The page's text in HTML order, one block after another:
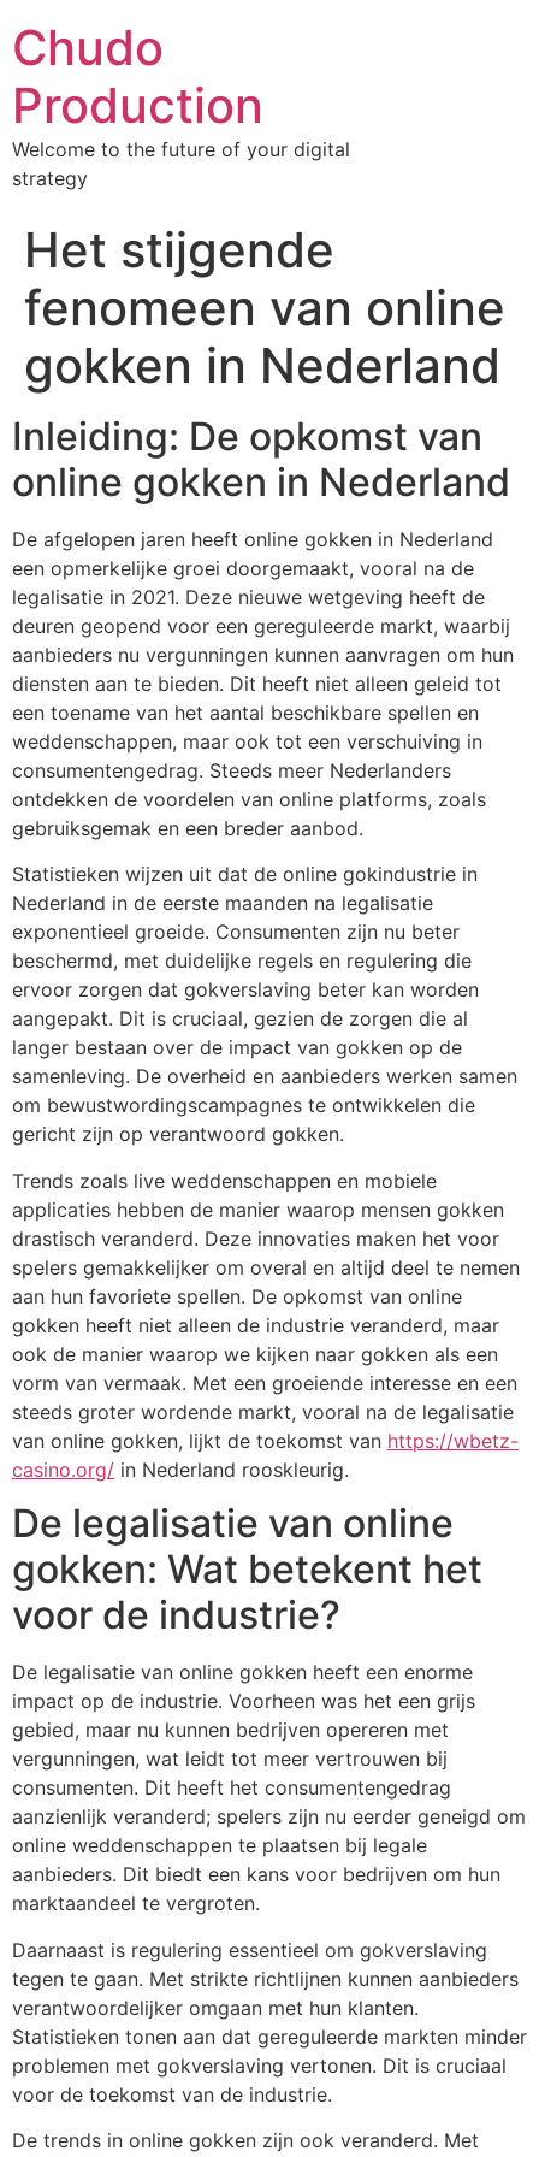
Chudo
Production
Welcome to the future of your digital
strategy
Het stijgende
fenomeen van online
gokken in Nederland
Inleiding: De opkomst van
online gokken in Nederland
De afgelopen jaren heeft online gokken in Nederland
een opmerkelijke groei doorgemaakt, vooral na de
legalisatie in 2021. Deze nieuwe wetgeving heeft de
deuren geopend voor een gereguleerde markt, waarbij
aanbieders nu vergunningen kunnen aanvragen om hun
diensten aan te bieden. Dit heeft niet alleen geleid tot
een toename van het aantal beschikbare spellen en
weddenschappen, maar ook tot een verschuiving in
consumentengedrag. Steeds meer Nederlanders
ontdekken de voordelen van online platforms, zoals
gebruiksgemak en een breder aanbod.
Statistieken wijzen uit dat de online gokindustrie in
Nederland in de eerste maanden na legalisatie
exponentieel groeide. Consumenten zijn nu beter
beschermd, met duidelijke regels en regulering die
ervoor zorgen dat gokverslaving beter kan worden
aangepakt. Dit is cruciaal, gezien de zorgen die al
langer bestaan over de impact van gokken op de
samenleving. De overheid en aanbieders werken samen
om bewustwordingscampagnes te ontwikkelen die
gericht zijn op verantwoord gokken.
Trends zoals live weddenschappen en mobiele
applicaties hebben de manier waarop mensen gokken
drastisch veranderd. Deze innovaties maken het voor
spelers gemakkelijker om overal en altijd deel te nemen
aan hun favoriete spellen. De opkomst van online
gokken heeft niet alleen de industrie veranderd, maar
ook de manier waarop we kijken naar gokken als een
vorm van vermaak. Met een groeiende interesse en een
steeds groter wordende markt, vooral na de legalisatie
van online gokken, lijkt de toekomst van https://wbetz-
casino.org/ in Nederland rooskleurig.
De legalisatie van online
gokken: Wat betekent het
voor de industrie?
De legalisatie van online gokken heeft een enorme
impact op de industrie. Voorheen was het een grijs
gebied, maar nu kunnen bedrijven opereren met
vergunningen, wat leidt tot meer vertrouwen bij
consumenten. Dit heeft het consumentengedrag
aanzienlijk veranderd; spelers zijn nu eerder geneigd om
online weddenschappen te plaatsen bij legale
aanbieders. Dit biedt een kans voor bedrijven om hun
marktaandeel te vergroten.
Daarnaast is regulering essentieel om gokverslaving
tegen te gaan. Met strikte richtlijnen kunnen aanbieders
verantwoordelijker omgaan met hun klanten.
Statistieken tonen aan dat gereguleerde markten minder
problemen met gokverslaving vertonen. Dit is cruciaal
voor de toekomst van de industrie.
De trends in online gokken zijn ook veranderd. Met